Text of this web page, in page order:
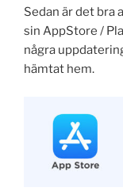
Sedan är det bra
sin AppStore /
några
hämtat hem.